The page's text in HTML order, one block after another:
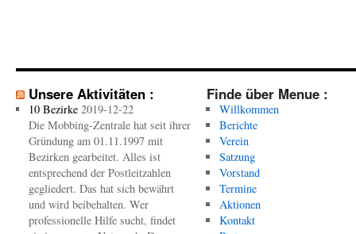
Unsere Aktivitäten :
10 Bezirke 2019-12-22
Die Mobbing-Zentrale hat seit ihrer
Gründung am 01.11.1997 mit
Bezirken gearbeitet. Alles ist
entsprechend der Postleitzahlen
gegliedert. Das hat sich bewährt
und wird beibehalten. Wer
professionelle Hilfe sucht, findet
Finde über Menue :
Willkommen
Berichte
Verein
Satzung
Vorstand
Termine
Aktionen
Kontakt